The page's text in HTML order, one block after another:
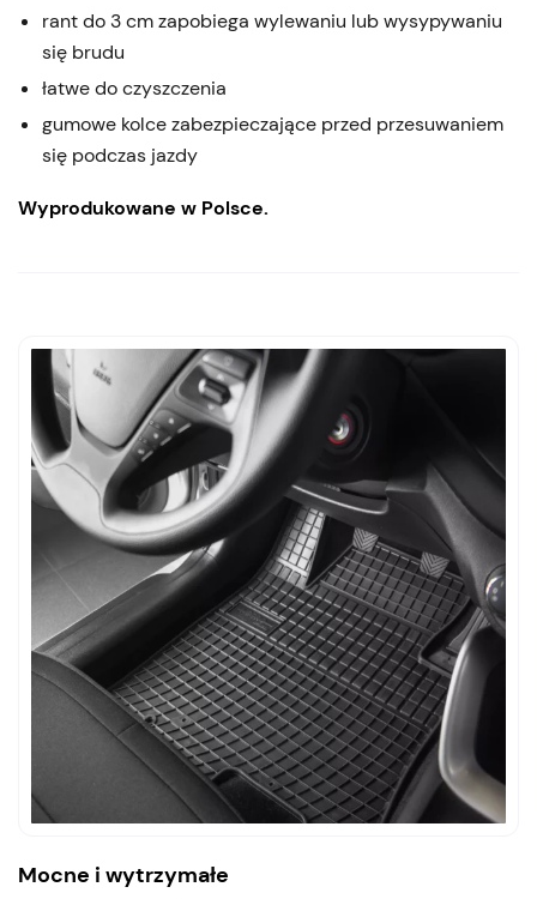
rant do 3 cm zapobiega wylewaniu lub wysypywaniu
się brudu
łatwe do czyszczenia
gumowe kolce zabezpieczające przed przesuwaniem
się podczas jazdy
Wyprodukowane w Polsce.
Mocne i wytrzymałe